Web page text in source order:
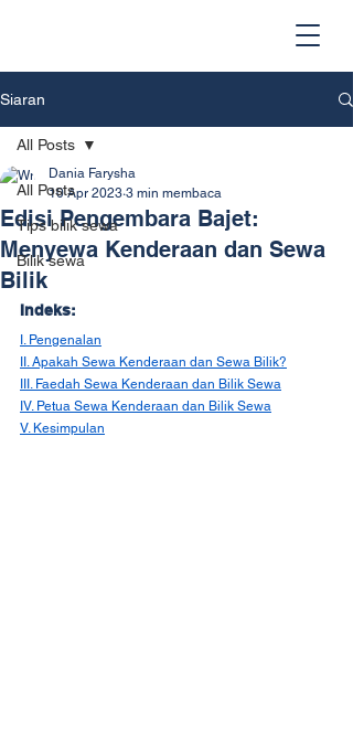
Siaran
All Posts
Tips bilik sewa
Bilik sewa
All Posts
Edisi Pengembara Bajet:
Menyewa Kenderaan dan Sewa
Bilik
Dania Farysha
10 Apr 2023 3 min membaca
Indeks:
I. Pengenalan
II. Apakah Sewa Kenderaan dan Sewa Bilik?
III. Faedah Sewa Kenderaan dan Bilik Sewa
IV. Petua Sewa Kenderaan dan Bilik Sewa
V. Kesimpulan